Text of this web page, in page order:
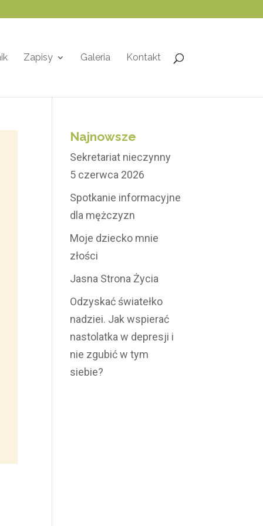
Zapisy Galeria Kontakt
Najnowsze
Sekretariat nieczynny
5 czerwca 2026
Spotkanie informacyjne
dla mężczyzn
Moje dziecko mnie
złości
Jasna Strona Życia
Odzyskać światełko
nadziei. Jak wspierać
nastolatka w depresji i
nie zgubić w tym
siebie?